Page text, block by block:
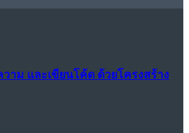
าม และเขียนโค้ด ด้วยโครงสร้าง